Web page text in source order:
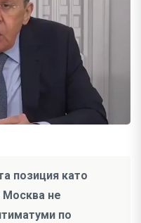
позиция като
Москва не
по